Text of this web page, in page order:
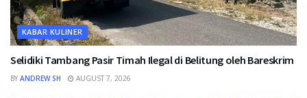
KABAR KULINER
Selidiki Tambang Pasir Timah Ilegal di Belitung oleh Bareskrim
BY ANDREW SH AUGUST 7, 2026